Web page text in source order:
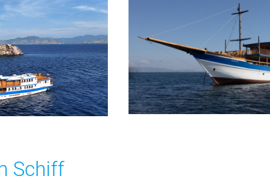
Schiff